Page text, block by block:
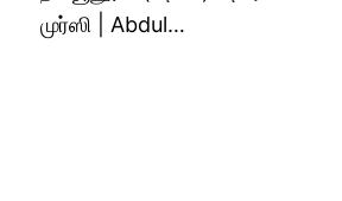
முர்ஸி | Abdul…